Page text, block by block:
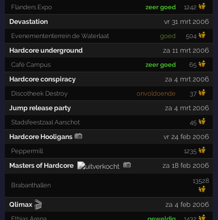
Flanders Expo zeer goed 1242
Devastation vr 31 mrt 2006
Evenemententerrein de Waterlaat goed 504
Hardcore underground za 11 mrt 2006
Café Campus zeer goed 65
Hardcore conspiracy za 4 mrt 2006
Discotheek Destroy onvoldoende 37
Jump release party za 4 mrt 2006
Stadsfeestzaal Aarschot 45
Hardcore Hooligans vr 24 feb 2006
Peppermill 1235
Masters of Hardcore za 18 feb 2006
Brabanthallen
13528
Qlimax 🎬 za 4 feb 2006